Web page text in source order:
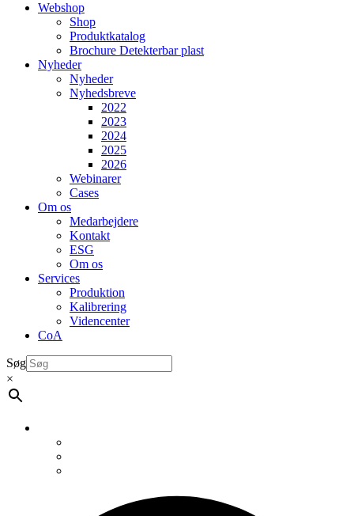
Webshop
Shop
Produktkatalog
Brochure Detekterbar plast
Nyheder
Nyheder
Nyhedsbreve
2022
2023
2024
2025
2026
Webinarer
Cases
Om os
Medarbejdere
Kontakt
ESG
Om os
Services
Produktion
Kalibrering
Videncenter
CoA
Søg
×